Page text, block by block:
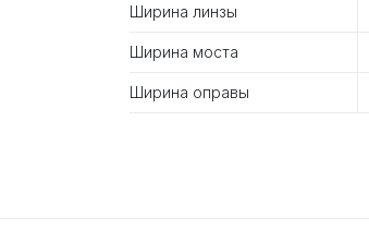
Ширина линзы
Ширина моста
Ширина оправы